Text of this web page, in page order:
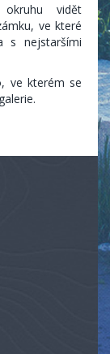
vidět
ve které
s nejstaršími
ve kterém se